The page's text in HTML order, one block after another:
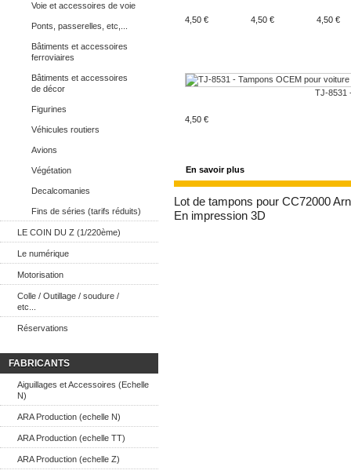
Voie et accessoires de voie
Ponts, passerelles, etc,...
Bâtiments et accessoires
ferroviaires
Bâtiments et accessoires
de décor
Figurines
Véhicules routiers
Avions
Végétation
Decalcomanies
Fins de séries (tarifs réduits)
LE COIN DU Z (1/220ème)
Le numérique
Motorisation
Colle / Outillage / soudure /
etc...
Réservations
FABRICANTS
Aiguillages et Accessoires (Echelle
N)
ARA Production (echelle N)
ARA Production (echelle TT)
ARA Production (echelle Z)
4,50 € 4,50 € 4,50 €
TJ-8531
4,50 €
En savoir plus
Lot de tampons pour CC72000
En impression 3D